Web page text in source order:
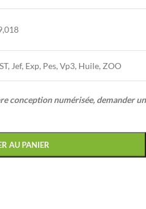
Jef, Exp, Pes, Vp3, Huile, ZOO
conception numérisée, demander un
AU PANIER